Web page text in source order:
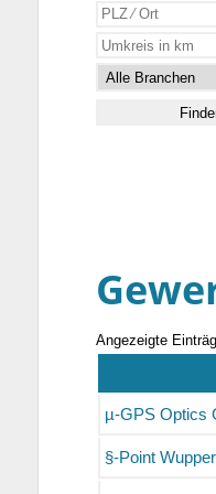
Angezeigte
µ-GPS Optics
§-Point